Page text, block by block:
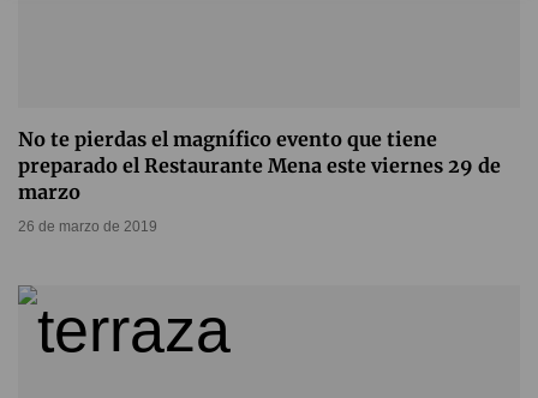
No te pierdas el magnífico evento que tiene
preparado el Restaurante Mena este viernes 29 de
marzo
26 de marzo de 2019